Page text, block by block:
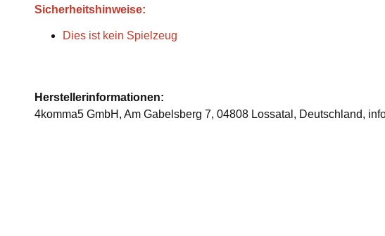
Sicherheitshinweise:
Dies ist kein Spielzeug
Herstellerinformationen:
4komma5 GmbH, Am Gabelsberg 7, 04808 Lossatal, Deutschland,